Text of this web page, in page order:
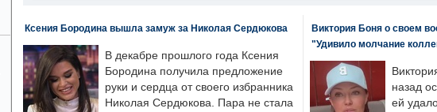
Ксения Бородина вышла замуж за Николая Сердюкова
В декабре прошлого года Ксения
Бородина получила предложение
руки и сердца от своего избранника
Николая Сердюкова. Пара не стала
Виктория Боня о своем
"Удивило молчание
назад
ей